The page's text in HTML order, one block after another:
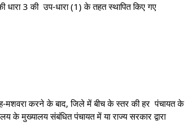
धारा 3 की उप-धारा (1) के तहत स्थापित किए गए
मशवरा करने के बाद, जिले में बीच के स्तर की हर पंचायत के
के मुख्यालय संबंधित पंचायत में या राज्य सरकार द्वारा